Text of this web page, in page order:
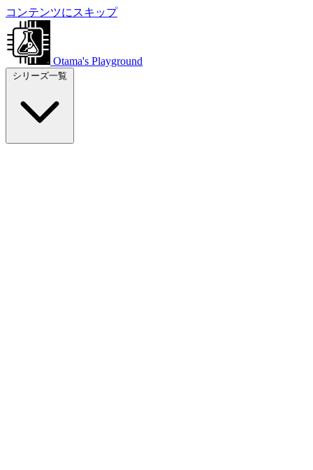
コンテンツにスキップ
Otama's Playground